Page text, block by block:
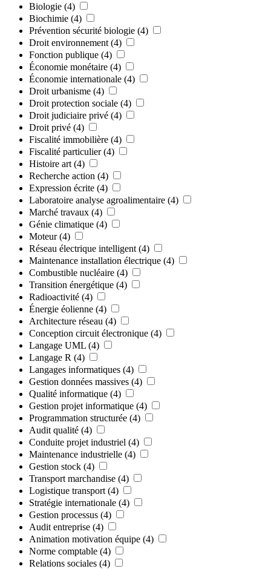
Biologie (4)
Biochimie (4)
Prévention sécurité biologie (4)
Droit environnement (4)
Fonction publique (4)
Économie monétaire (4)
Économie internationale (4)
Droit urbanisme (4)
Droit protection sociale (4)
Droit judiciaire privé (4)
Droit privé (4)
Fiscalité immobilière (4)
Fiscalité particulier (4)
Histoire art (4)
Recherche action (4)
Expression écrite (4)
Laboratoire analyse agroalimentaire (4)
Marché travaux (4)
Génie climatique (4)
Moteur (4)
Réseau électrique intelligent (4)
Maintenance installation électrique (4)
Combustible nucléaire (4)
Transition énergétique (4)
Radioactivité (4)
Énergie éolienne (4)
Architecture réseau (4)
Conception circuit électronique (4)
Langage UML (4)
Langage R (4)
Langages informatiques (4)
Gestion données massives (4)
Qualité informatique (4)
Gestion projet informatique (4)
Programmation structurée (4)
Audit qualité (4)
Conduite projet industriel (4)
Maintenance industrielle (4)
Gestion stock (4)
Transport marchandise (4)
Logistique transport (4)
Stratégie internationale (4)
Gestion processus (4)
Audit entreprise (4)
Animation motivation équipe (4)
Norme comptable (4)
Relations sociales (4)